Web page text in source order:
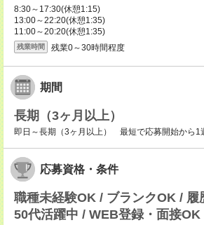
8:30～17:30(休憩1:15)
13:00～22:20(休憩1:35)
11:00～20:20(休憩1:35)
残業時間 残業0～30時間程度
期間
長期（3ヶ月以上）
即日～長期（3ヶ月以上） 最短で応募開始から1
応募資格・条件
職種未経験OK / ブランクOK / 履
50代活躍中 / WEB登録・面接OK